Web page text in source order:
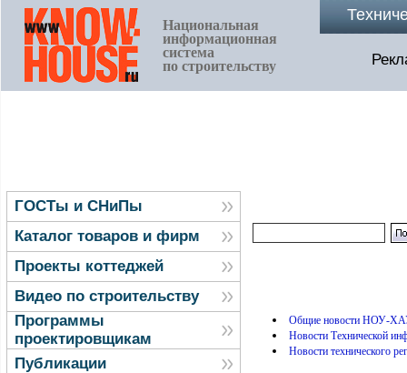
Национальная
информационная
система
по строительству
ГОСТы и СНиПы
Каталог товаров и фирм
Проекты коттеджей
Видео по строительству
Программы
проектировщикам
Публикации
Общие новости НОУ-
Новости Технической
Новости технического